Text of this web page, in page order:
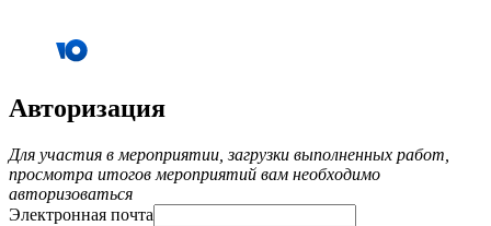
Авторизация
Для участия в мероприятии, загрузки выполненных работ,
просмотра итогов мероприятий вам необходимо
авторизоваться
Электронная почта